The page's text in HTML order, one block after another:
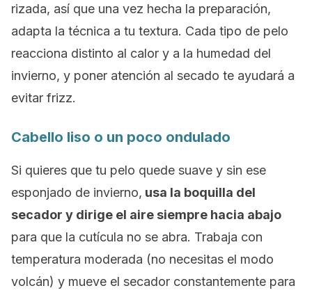
rizada, así que una vez hecha la preparación,
adapta la técnica a tu textura. Cada tipo de pelo
reacciona distinto al calor y a la humedad del
invierno, y poner atención al secado te ayudará a
evitar frizz.
Cabello liso o un poco ondulado
Si quieres que tu pelo quede suave y sin ese
esponjado de invierno, usa la boquilla del
secador y dirige el aire siempre hacia abajo
para que la cutícula no se abra. Trabaja con
temperatura moderada (no necesitas el modo
volcán) y mueve el secador constantemente para